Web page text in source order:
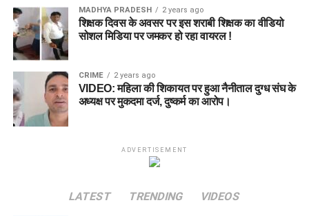
MADHYA PRADESH 2 years ago
शिक्षक दिवस के अवसर पर इस शराबी शिक्षक का वीडियो
सोशल मिडिया पर जमकर हो रहा वायरल !
CRIME 2 years ago
VIDEO: महिला की शिकायत पर हुआ नैनीताल दुग्ध संघ के
अध्यक्ष पर मुकदमा दर्ज, दुष्कर्म का आरोप।
ADVERTISEMENT
LATEST TRENDING VIDEOS